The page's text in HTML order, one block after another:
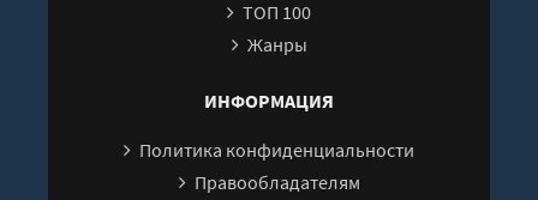
ТОП 100
Жанры
ИНФОРМАЦИЯ
Политика конфиденциальности
Правообладателям